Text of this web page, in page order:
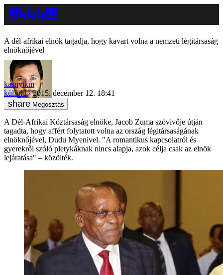
A dél-afrikai elnök tagadja, hogy kavart volna a nemzeti légitársaság
elnöknőjével
kasnyikm
külföld
2015. december 12. 18:41
Megosztás
A Dél-Afrikai Köztársaság elnöke, Jacob Zuma szóvivője útján
tagadta, hogy affért folytatott volna az ország légitársaságának
elnöknőjével, Dudu Myenivel. "A romantikus kapcsolatról és
gyerekről szóló pletykáknak nincs alapja, azok célja csak az elnök
lejáratása" – közölték.